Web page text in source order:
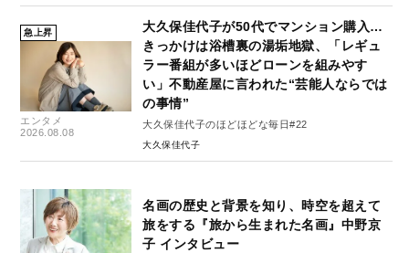
急上昇
エンタメ
2026.08.08
大久保佳代子が50代でマンション購入…
きっかけは浴槽裏の湯垢地獄、「レギュ
ラー番組が多いほどローンを組みやす
い」不動産屋に言われた“芸能人ならでは
の事情”
大久保佳代子のほどほどな毎日#22
大久保佳代子
名画の歴史と背景を知り、時空を超えて
旅をする『旅から生まれた名画』中野京
子 インタビュー